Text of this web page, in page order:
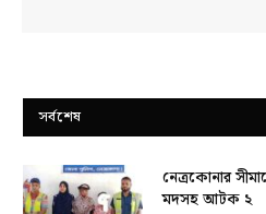
সর্বশেষ
নেত্রকোনার
মদসহ আটক ২